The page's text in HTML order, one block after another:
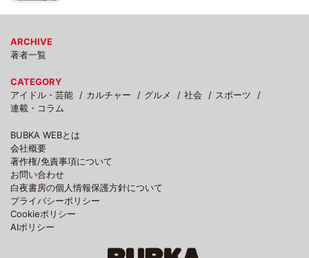
ARCHIVE
著者一覧
CATEGORY
アイドル・芸能
カルチャー グルメ 社会
スポーツ
連載・コラム
BUBKA WEBとは
会社概要
著作権/免責事項について
お問い合わせ
白夜書房の個人情報保護方針について
プライバシーポリシー
Cookieポリシー
AIポリシー